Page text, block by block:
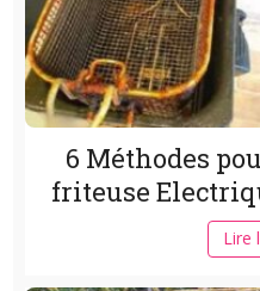
6 Méthodes
friteuse
Lire